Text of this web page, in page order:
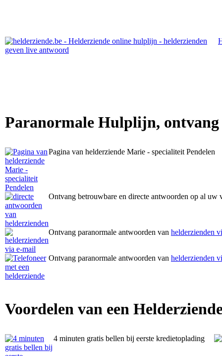
Paranormale Hulplijn,
Pagina van helderziende Marie - specialiteit Pendelen
Ontvang betrouwbare en directe antwoorden op al uw
Ontvang paranormale antwoorden van helderzienden
Ontvang paranormale antwoorden van helderzienden
Voordelen van een
4 minuten gratis bellen bij eerste kredietoplading